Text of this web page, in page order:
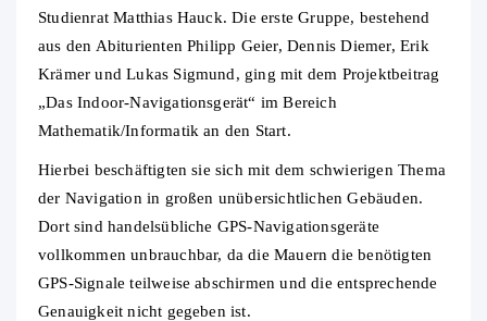
Studienrat Matthias Hauck. Die erste Gruppe, bestehend
aus den Abiturienten Philipp Geier, Dennis Diemer, Erik
Krämer und Lukas Sigmund, ging mit dem Projektbeitrag
„Das Indoor-Navigationsgerät“ im Bereich
Mathematik/Informatik an den Start.
Hierbei beschäftigten sie sich mit dem schwierigen Thema
der Navigation in großen unübersichtlichen Gebäuden.
Dort sind handelsübliche GPS-Navigationsgeräte
vollkommen unbrauchbar, da die Mauern die benötigten
GPS-Signale teilweise abschirmen und die entsprechende
Genauigkeit nicht gegeben ist.